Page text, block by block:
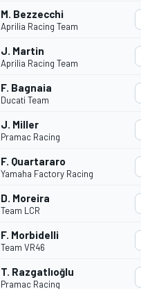
M. Bezzecchi
Aprilia Racing Team
J. Martin
Aprilia Racing Team
F. Bagnaia
Ducati Team
J. Miller
Pramac Racing
F. Quartararo
Yamaha Factory Racing
D. Moreira
Team LCR
F. Morbidelli
Team VR46
T. Razgatlıoğlu
Pramac Racing